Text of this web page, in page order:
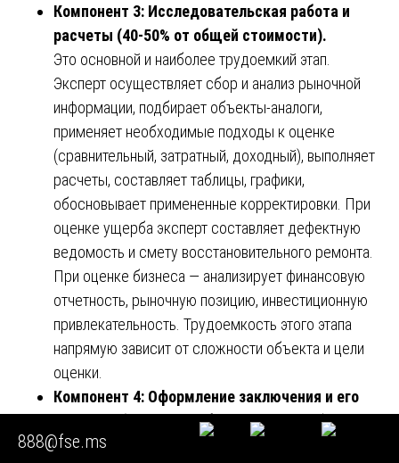
Компонент 3: Исследовательская работа и
расчеты (40-50% от общей стоимости).
Это основной и наиболее трудоемкий этап.
Эксперт осуществляет сбор и анализ рыночной
информации, подбирает объекты-аналоги,
применяет необходимые подходы к оценке
(сравнительный, затратный, доходный), выполняет
расчеты, составляет таблицы, графики,
обосновывает примененные корректировки. При
оценке ущерба эксперт составляет дефектную
ведомость и смету восстановительного ремонта.
При оценке бизнеса — анализирует финансовую
отчетность, рыночную позицию, инвестиционную
привлекательность. Трудоемкость этого этапа
напрямую зависит от сложности объекта и цели
оценки.
Компонент 4: Оформление заключения и его
проверка (15-20% от общей стоимости).
Результаты исследования оформляются в виде
888@fse.ms